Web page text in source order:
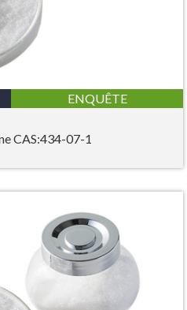
ENQUÊTE
CAS:434-07-1